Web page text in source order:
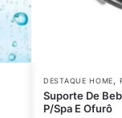
DESTAQUE HOME
Suporte De
P/Spa E Ofurô